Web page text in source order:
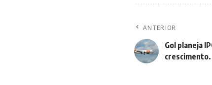
ANTERIOR
Gol planeja
crescimento.